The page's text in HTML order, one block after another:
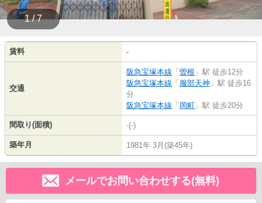
1 / 7
賃料 -
交通
阪急宝塚本線 「 曽根 」駅 徒歩12分
阪急宝塚本線 「 服部天神 」駅 徒歩16
分
阪急宝塚本線 「 岡町 」駅 徒歩20分
間取り(面積) -(-)
築年月 1981年 3月(築45年)
メールでお問い合わせする(無料)